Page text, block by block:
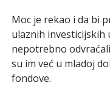
Moc je rekao i da bi
ulaznih investicijskih
nepotrebno
su im već u mladoj
fondove.